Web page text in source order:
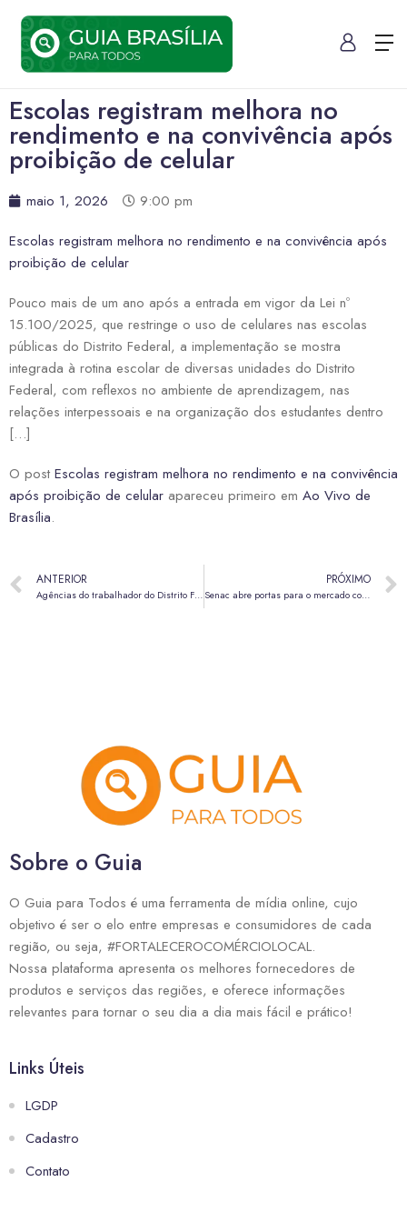
Escolas registram melhora no
rendimento e na convivência após
proibição de celular
maio 1, 2026
9:00 pm
Escolas registram melhora no rendimento e na convivência após
proibição de celular
Pouco mais de um ano após a entrada em vigor da Lei nº
15.100/2025, que restringe o uso de celulares nas escolas
públicas do Distrito Federal, a implementação se mostra
integrada à rotina escolar de diversas unidades do Distrito
Federal, com reflexos no ambiente de aprendizagem, nas
relações interpessoais e na organização dos estudantes dentro
[…]
O post Escolas registram melhora no rendimento e na convivência
após proibição de celular apareceu primeiro em Ao Vivo de
Brasília.
ANTERIOR
Agências do trabalhador do Distrito Federal superam 1,3 mil contratações em 2026
PRÓXIMO
Senac abre portas para o mercado com mais de 50 mil vagas na Semana S 2026
Sobre o Guia
O Guia para Todos é uma ferramenta de mídia online, cujo
objetivo é ser o elo entre empresas e consumidores de cada
região, ou seja, #FORTALECEROCOMÉRCIOLOCAL.
Nossa plataforma apresenta os melhores fornecedores de
produtos e serviços das regiões, e oferece informações
relevantes para tornar o seu dia a dia mais fácil e prático!
Links Úteis
LGDP
Cadastro
Contato